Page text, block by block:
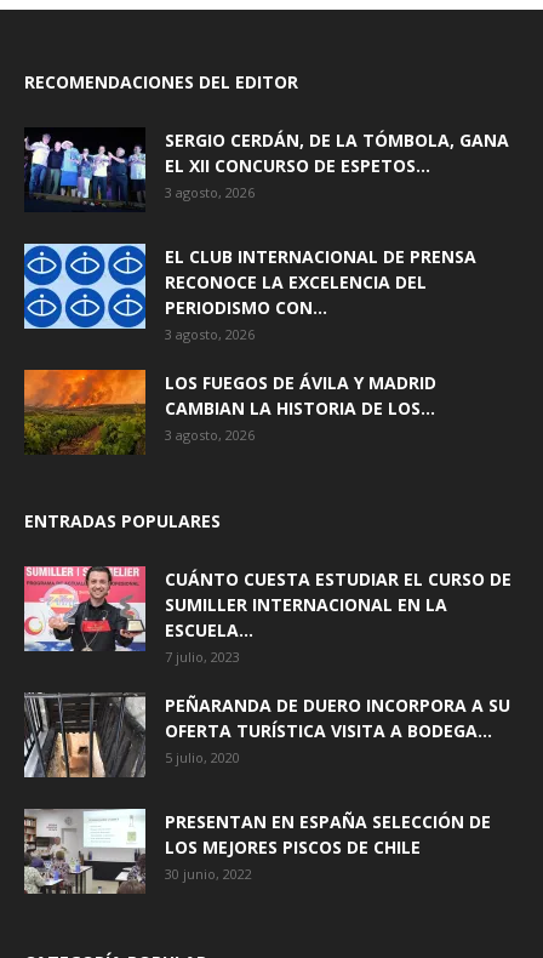
RECOMENDACIONES DEL EDITOR
SERGIO CERDÁN, DE LA TÓMBOLA, GANA
EL XII CONCURSO DE ESPETOS...
3 agosto, 2026
EL CLUB INTERNACIONAL DE PRENSA
RECONOCE LA EXCELENCIA DEL
PERIODISMO CON...
3 agosto, 2026
LOS FUEGOS DE ÁVILA Y MADRID
CAMBIAN LA HISTORIA DE LOS...
3 agosto, 2026
ENTRADAS POPULARES
CUÁNTO CUESTA ESTUDIAR EL CURSO DE
SUMILLER INTERNACIONAL EN LA
ESCUELA...
7 julio, 2023
PEÑARANDA DE DUERO INCORPORA A SU
OFERTA TURÍSTICA VISITA A BODEGA...
5 julio, 2020
PRESENTAN EN ESPAÑA SELECCIÓN DE
LOS MEJORES PISCOS DE CHILE
30 junio, 2022